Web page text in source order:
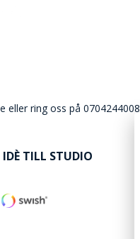
eller ring oss på 0704244008
IDÈ TILL STUDIO